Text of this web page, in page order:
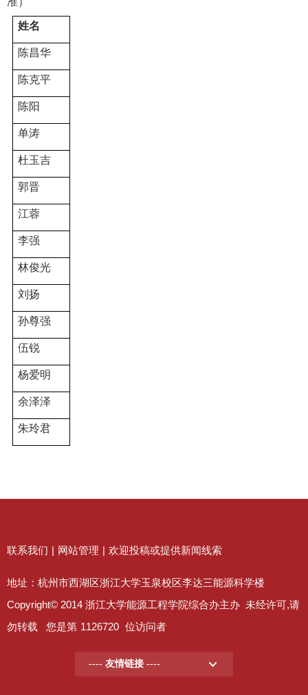
姓名
陈昌华
陈克平
陈阳
单涛
杜玉吉
郭晋
江蓉
李强
林俊光
刘扬
孙尊强
伍锐
杨爱明
余泽泽
朱玲君
联系我们 网站管理 欢迎投稿或提供新闻线索
地址：杭州市西湖区浙江大学玉泉校区李达三能源科学楼
Copyright© 2014 浙江大学能源工程学院综合办主办 未经许可,请
勿转载 您是第 1126720 位访问者
---- 友情链接 ----